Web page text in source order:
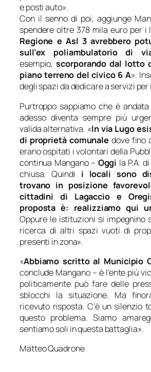
e posti auto».
Con il senno di poi, aggiunge
spendere oltre 378 mila euro per i
Regione e Asl 3 avrebbero
sull’ex poliambulatorio di
esempio,scorporando dal lotto
piano terreno del civico 6 A».
degli spazi da dedicare a servizi
Purtroppo sappiamo che è
adesso diventa sempre più
valida alternativa. «In via Lugo
di proprietà comunale dove fino
erano ospitati i volontari della
continua Mangano – Oggi la P.A.
chiusa. Quindi i locali sono
trovano in posizione
cittadini di Lagaccio e
proposta è: realizziamo qui
Oppure le istituzioni si impegnino
ricerca di altri spazi vuoti di
presenti in zona».
«Abbiamo scritto al Municipio
conclude Mangano – è l’ente più
politicamente può fare delle
sblocchi la situazione. Ma
ricevuto risposta. C’è un silenzio
questo problema. Siamo
sentiamo soli in questa battaglia».
Matteo Quadrone